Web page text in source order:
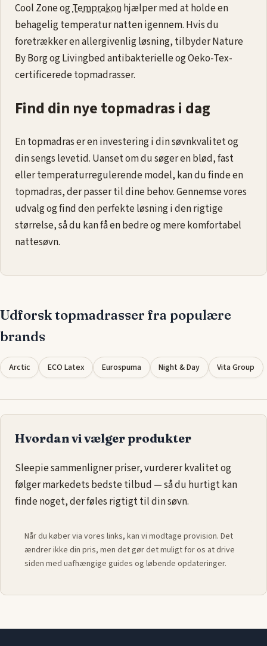
Cool Zone ogTemprakonhjælper med at holde en
behagelig temperatur natten igennem. Hvis du
foretrækker en allergivenlig løsning, tilbyder Nature
By Borg og Livingbed antibakterielle og Oeko-Tex-
certificerede topmadrasser.
Find din nye topmadras i dag
En topmadras er en investering i din søvnkvalitet og
din sengs levetid. Uanset om du søger en blød, fast
eller temperaturregulerende model, kan du finde en
topmadras, der passer til dine behov. Gennemse vores
udvalg og find den perfekte løsning i den rigtige
størrelse, så du kan få en bedre og mere komfortabel
nattesøvn.
Udforsk topmadrasser fra populære
brands
Arctic ECO Latex Eurospuma Night & Day Vita Group
Hvordan vi vælger produkter
Sleepie sammenligner priser, vurderer kvalitet og
følger markedets bedste tilbud — så du hurtigt kan
finde noget, der føles rigtigt til din søvn.
Når du køber via vores links, kan vi modtage provision. Det
ændrer ikke din pris, men det gør det muligt for os at drive
siden med uafhængige guides og løbende opdateringer.